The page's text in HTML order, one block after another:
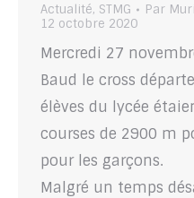
Actualité, STMG Par
12 octobre 2020
Mercredi 27
Baud le cross
élèves du lycée
courses de 2900 m
pour les garçons.
Malgré un temps